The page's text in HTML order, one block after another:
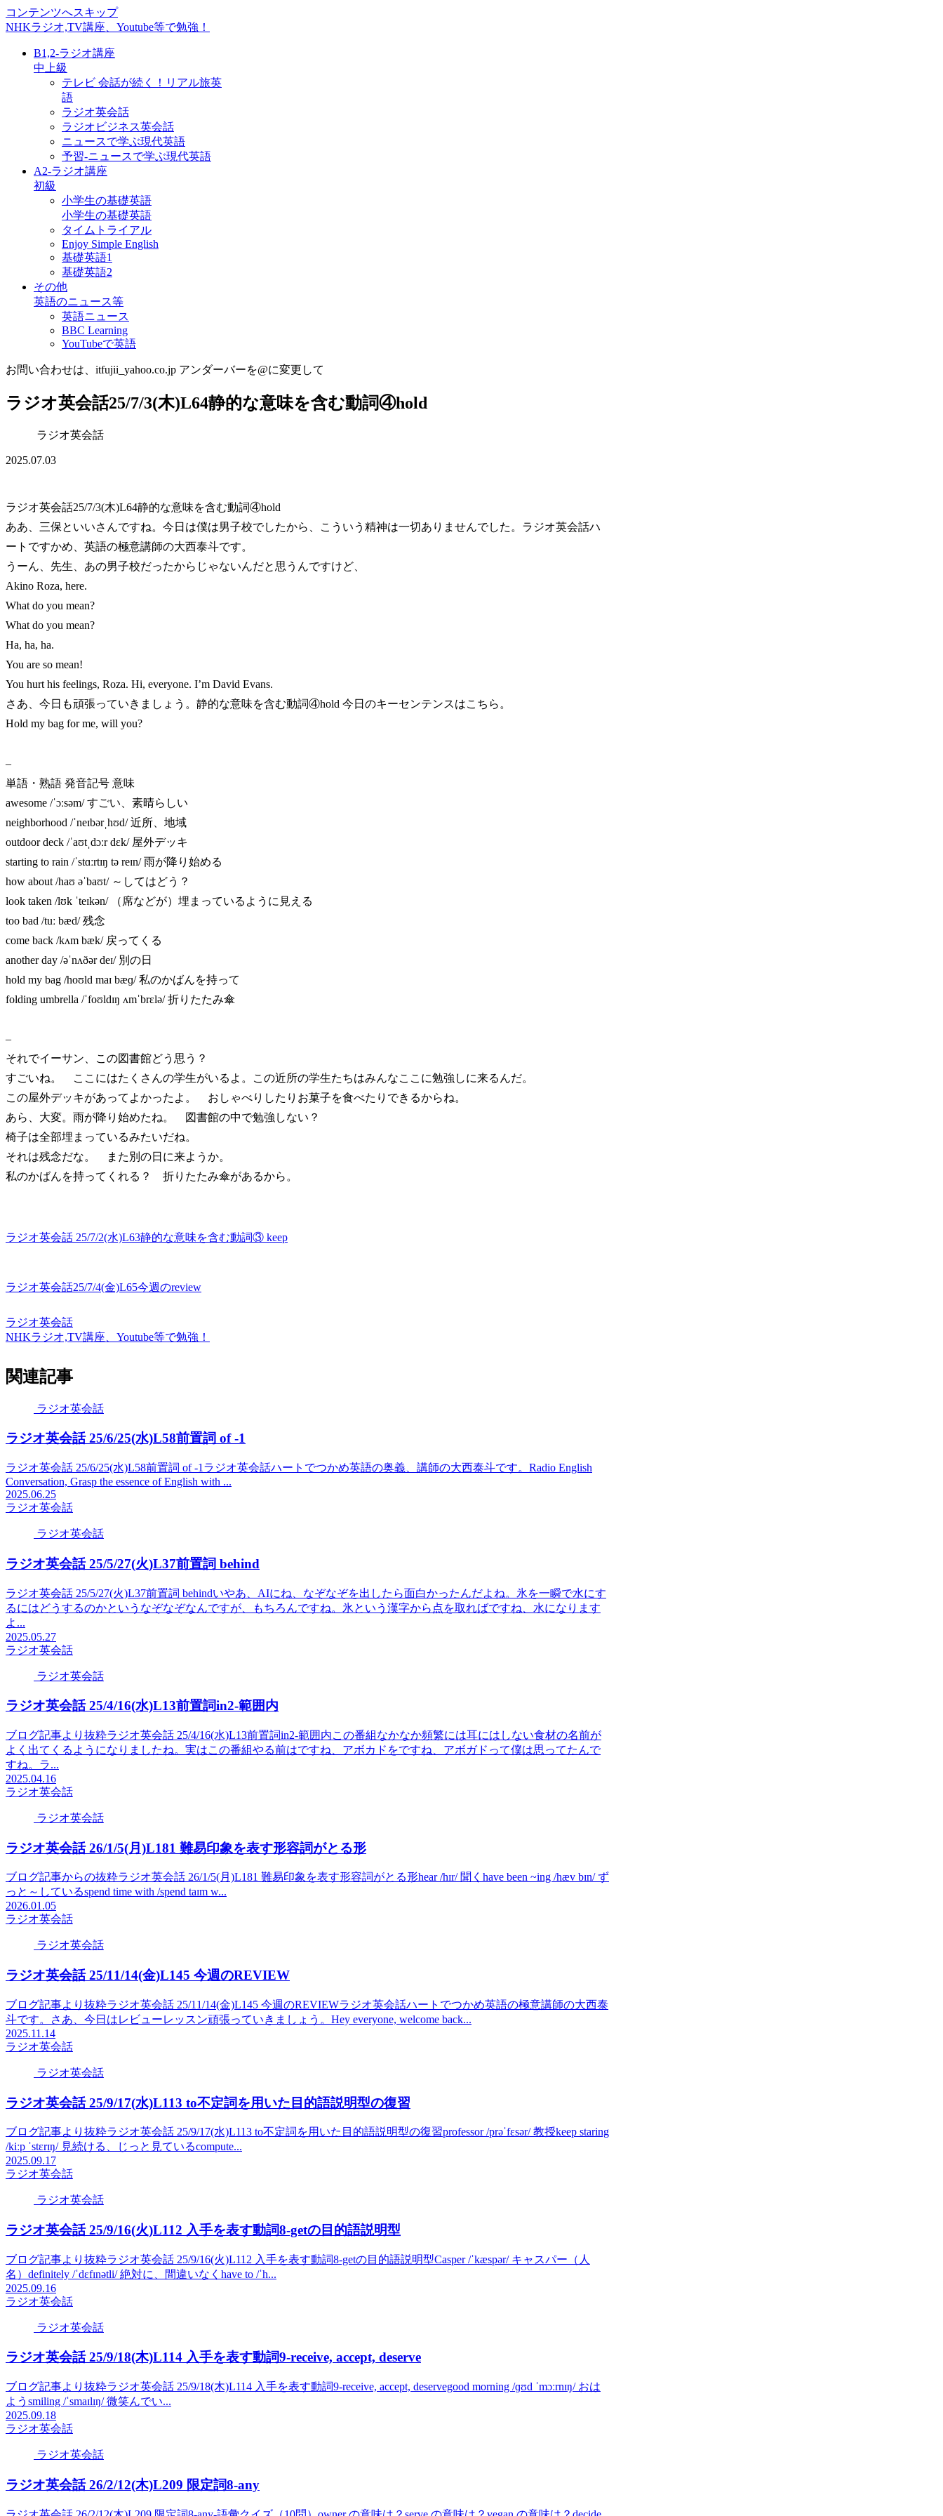
コンテンツへスキップ
NHKラジオ,TV講座、Youtube等で勉強！
B1,2-ラジオ講座
中上級
テレビ 会話が続く！リアル旅英
語
ラジオ英会話
ラジオビジネス英会話
ニュースで学ぶ現代英語
予習-ニュースで学ぶ現代英語
A2-ラジオ講座
初級
小学生の基礎英語
小学生の基礎英語
タイムトライアル
Enjoy Simple English
基礎英語1
基礎英語2
その他
英語のニュース等
英語ニュース
BBC Learning
YouTubeで英語
お問い合わせは、itfujii_yahoo.co.jp アンダーバーを@に変更して
ラジオ英会話25/7/3(木)L64静的な意味を含む動詞④hold
ラジオ英会話
2025.07.03
ラジオ英会話25/7/3(木)L64静的な意味を含む動詞④hold
ああ、三保といいさんですね。今日は僕は男子校でしたから、こういう精神は一切ありませんでした。ラジオ英会話ハ
ートですかめ、英語の極意講師の大西泰斗です。
うーん、先生、あの男子校だったからじゃないんだと思うんですけど、
Akino Roza, here.
What do you mean?
What do you mean?
Ha, ha, ha.
You are so mean!
You hurt his feelings, Roza. Hi, everyone. I’m David Evans.
さあ、今日も頑張っていきましょう。静的な意味を含む動詞④hold 今日のキーセンテンスはこちら。
Hold my bag for me, will you?
–
単語・熟語 発音記号 意味
awesome /ˈɔːsəm/ すごい、素晴らしい
neighborhood /ˈneɪbərˌhʊd/ 近所、地域
outdoor deck /ˈaʊtˌdɔːr dɛk/ 屋外デッキ
starting to rain /ˈstɑːrtɪŋ tə reɪn/ 雨が降り始める
how about /haʊ əˈbaʊt/ ～してはどう？
look taken /lʊk ˈteɪkən/ （席などが）埋まっているように見える
too bad /tuː bæd/ 残念
come back /kʌm bæk/ 戻ってくる
another day /əˈnʌðər deɪ/ 別の日
hold my bag /hoʊld maɪ bæɡ/ 私のかばんを持って
folding umbrella /ˈfoʊldɪŋ ʌmˈbrɛlə/ 折りたたみ傘
–
それでイーサン、この図書館どう思う？
すごいね。 ここにはたくさんの学生がいるよ。この近所の学生たちはみんなここに勉強しに来るんだ。
この屋外デッキがあってよかったよ。 おしゃべりしたりお菓子を食べたりできるからね。
あら、大変。雨が降り始めたね。 図書館の中で勉強しない？
椅子は全部埋まっているみたいだね。
それは残念だな。 また別の日に来ようか。
私のかばんを持ってくれる？ 折りたたみ傘があるから。
ラジオ英会話 25/7/2(水)L63静的な意味を含む動詞③ keep
ラジオ英会話25/7/4(金)L65今週のreview
ラジオ英会話
NHKラジオ,TV講座、Youtube等で勉強！
関連記事
ラジオ英会話
ラジオ英会話 25/6/25(水)L58前置詞 of -1
ラジオ英会話 25/6/25(水)L58前置詞 of -1ラジオ英会話ハートでつかめ英語の奥義、講師の大西泰斗です。Radio English
Conversation, Grasp the essence of English with ...
2025.06.25
ラジオ英会話
ラジオ英会話
ラジオ英会話 25/5/27(火)L37前置詞 behind
ラジオ英会話 25/5/27(火)L37前置詞 behindいやあ、AIにね、なぞなぞを出したら面白かったんだよね。氷を一瞬で水にす
るにはどうするのかというなぞなぞなんですが、もちろんですね。氷という漢字から点を取ればですね、水になります
よ...
2025.05.27
ラジオ英会話
ラジオ英会話
ラジオ英会話 25/4/16(水)L13前置詞in2-範囲内
ブログ記事より抜粋ラジオ英会話 25/4/16(水)L13前置詞in2-範囲内この番組なかなか頻繁には耳にはしない食材の名前が
よく出てくるようになりましたね。実はこの番組やる前はですね、アボカドをですね、アボガドって僕は思ってたんで
すね。ラ...
2025.04.16
ラジオ英会話
ラジオ英会話
ラジオ英会話 26/1/5(月)L181 難易印象を表す形容詞がとる形
ブログ記事からの抜粋ラジオ英会話 26/1/5(月)L181 難易印象を表す形容詞がとる形hear /hɪr/ 聞くhave been ~ing /hæv bɪn/ ず
っと～しているspend time with /spend taɪm w...
2026.01.05
ラジオ英会話
ラジオ英会話
ラジオ英会話 25/11/14(金)L145 今週のREVIEW
ブログ記事より抜粋ラジオ英会話 25/11/14(金)L145 今週のREVIEWラジオ英会話ハートでつかめ英語の極意講師の大西泰
斗です。さあ、今日はレビューレッスン頑張っていきましょう。Hey everyone, welcome back...
2025.11.14
ラジオ英会話
ラジオ英会話
ラジオ英会話 25/9/17(水)L113 to不定詞を用いた目的語説明型の復習
ブログ記事より抜粋ラジオ英会話 25/9/17(水)L113 to不定詞を用いた目的語説明型の復習professor /prəˈfɛsər/ 教授keep staring
/kiːp ˈstɛrɪŋ/ 見続ける、じっと見ているcompute...
2025.09.17
ラジオ英会話
ラジオ英会話
ラジオ英会話 25/9/16(火)L112 入手を表す動詞8-getの目的語説明型
ブログ記事より抜粋ラジオ英会話 25/9/16(火)L112 入手を表す動詞8-getの目的語説明型Casper /ˈkæspər/ キャスパー（人
名）definitely /ˈdɛfɪnətli/ 絶対に、間違いなくhave to /ˈh...
2025.09.16
ラジオ英会話
ラジオ英会話
ラジオ英会話 25/9/18(木)L114 入手を表す動詞9-receive, accept, deserve
ブログ記事より抜粋ラジオ英会話 25/9/18(木)L114 入手を表す動詞9-receive, accept, deservegood morning /ɡʊd ˈmɔːrnɪŋ/ おは
ようsmiling /ˈsmaɪlɪŋ/ 微笑んでい...
2025.09.18
ラジオ英会話
ラジオ英会話
ラジオ英会話 26/2/12(木)L209 限定詞8-any